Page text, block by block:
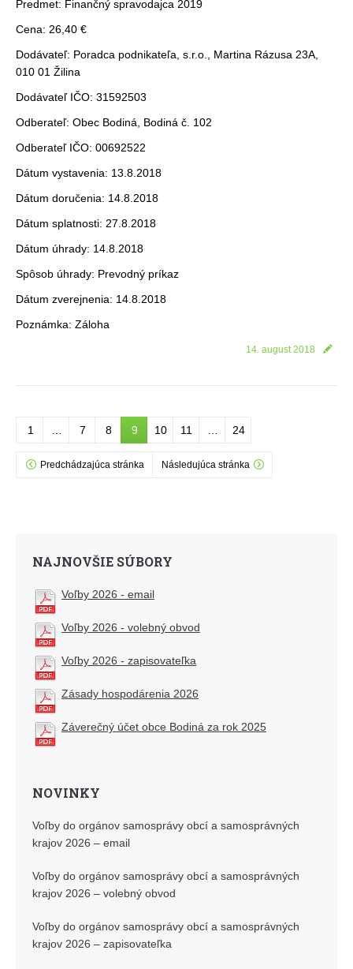
Predmet: Finančný spravodajca 2019
Cena: 26,40 €
Dodávateľ: Poradca podnikateľa, s.r.o., Martina Rázusa 23A,
010 01 Žilina
Dodávateľ IČO: 31592503
Odberateľ: Obec Bodiná, Bodiná č. 102
Odberateľ IČO: 00692522
Dátum vystavenia: 13.8.2018
Dátum doručenia: 14.8.2018
Dátum splatnosti: 27.8.2018
Dátum úhrady: 14.8.2018
Spôsob úhrady: Prevodný príkaz
Dátum zverejnenia: 14.8.2018
Poznámka: Záloha
14. august 2018
1 7 8 9 10 11 24
Predchádzajúca stránka Následujúca stránka
NAJNOVŠIE SÚBORY
Voľby 2026 - email
Voľby 2026 - volebný obvod
Voľby 2026 - zapisovateľka
Zásady hospodárenia 2026
Záverečný účet obce Bodiná za rok 2025
NOVINKY
Voľby do orgánov samosprávy obcí a samosprávných
krajov 2026 – email
Voľby do orgánov samosprávy obcí a samosprávných
krajov 2026 – volebný obvod
Voľby do orgánov samosprávy obcí a samosprávných
krajov 2026 – zapisovateľka